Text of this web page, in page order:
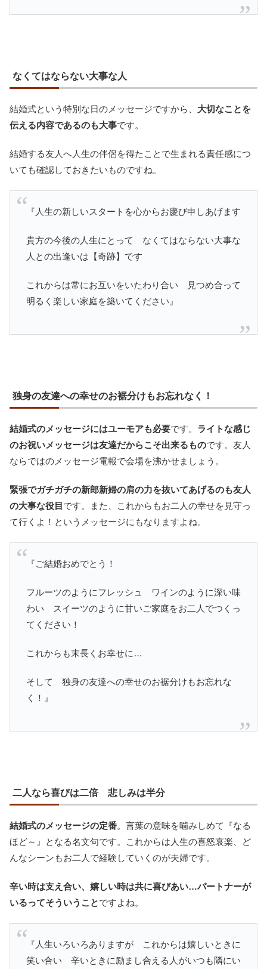
なくてはならない大事な人
結婚式という特別な日のメッセージですから、 大切なことを
伝える内容であるのも大事です。
結婚する友人へ人生の伴侶を得たことで生まれる責任感につ
いても確認しておきたいものですね。
『人生の新しいスタートを心からお慶び申しあげます
貴方の今後の人生にとって なくてはならない大事な
人との出逢いは【奇跡】です
これからは常にお互いをいたわり合い 見つめ合って
明るく楽しい家庭を築いてください』
独身の友達への幸せのお裾分けもお忘れなく！
結婚式のメッセージにはユーモアも必要です。 ライトな感じ
のお祝いメッセージは友達だからこそ出来るものです。友人
ならではのメッセージ電報で会場を沸かせましょう。
緊張でガチガチの新郎新婦の肩の力を抜いてあげるのも友人
の大事な役目 です。また、これからもお二人の幸せを見守っ
て行くよ！というメッセージにもなりますよね。
『ご結婚おめでとう！
フルーツのようにフレッシュ ワインのように深い味
わい スイーツのように甘いご家庭をお二人でつくっ
てください！
これからも末長くお幸せに…
そして 独身の友達への幸せのお裾分けもお忘れな
く！』
二人なら喜びは二倍 悲しみは半分
結婚式のメッセージの定番。言葉の意味を噛みしめて『なる
ほど～』となる名文句です。これからは人生の喜怒哀楽、ど
んなシーンもお二人で経験していくのが夫婦です。
辛い時は支え合い、嬉しい時は共に喜びあい…パートナーが
いるってそういうことですよね。
『人生いろいろありますが これからは嬉しいときに
笑い合い 辛いときに励まし合える人がいつも隣にい